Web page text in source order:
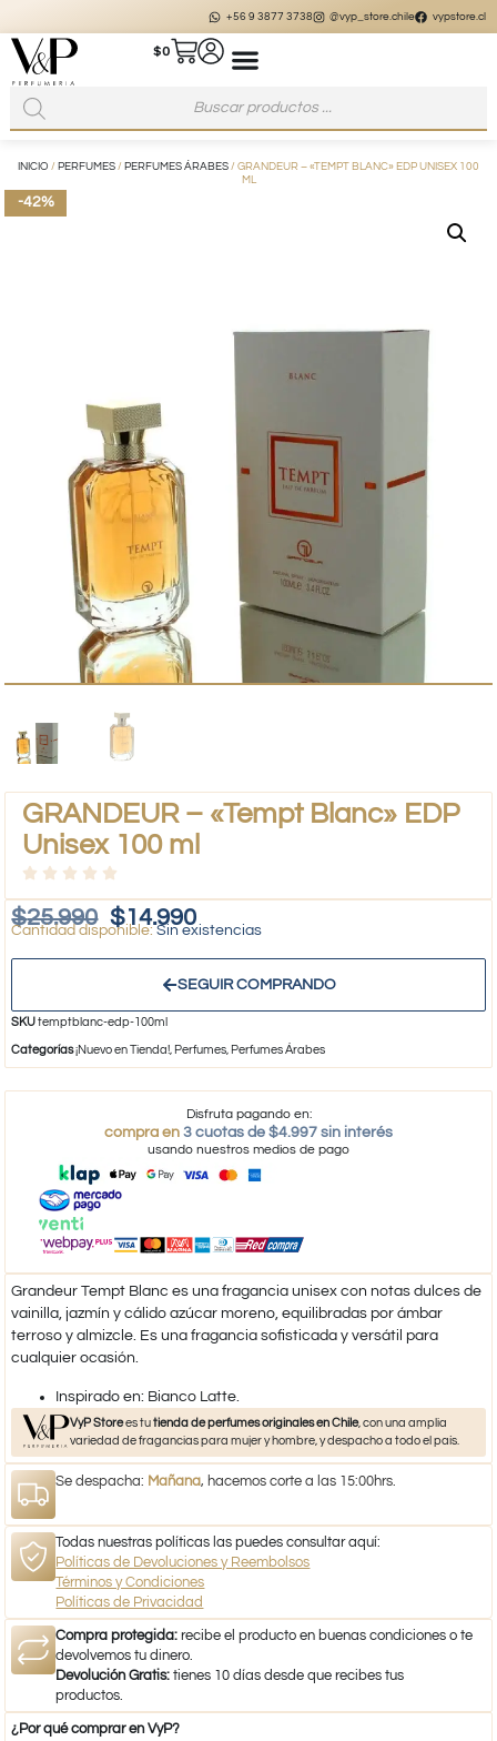
+56 9 3877 3738 @vyp_store.chile vypstore.cl
$0
INICIO / PERFUMES / PERFUMES ÁRABES / GRANDEUR – «TEMPT BLANC» EDP UNISEX 100
ML
-42%
GRANDEUR – «Tempt Blanc» EDP
Unisex 100 ml
$25.990 $14.990
Sin existencias
SEGUIR COMPRANDO
SKUtemptblanc-edp-100ml
Categorías¡Nuevo en Tienda!, Perfumes, Perfumes Árabes
Disfruta pagando en:
compra en 3 cuotas de $4.997 sin interés
usando nuestros medios de pago
Grandeur Tempt Blanc es una fragancia unisex con notas dulces de
vainilla, jazmín y cálido azúcar moreno, equilibradas por ámbar
terroso y almizcle. Es una fragancia sofisticada y versátil para
cualquier ocasión.
​Inspirado en: Bianco Latte.
VyP Storees tutienda de perfumes originales en Chile, con una amplia
variedad de fragancias para mujer y hombre, y despacho a todo el país.
Se despacha: Mañana, hacemos corte a las 15:00hrs.
Todas nuestras políticas las puedes consultar aquí:
Políticas de Devoluciones y Reembolsos
Términos y Condiciones
Políticas de Privacidad
Compra protegida: recibe el producto en buenas condiciones o te
devolvemos tu dinero.
Devolución Gratis: tienes 10 días desde que recibes tus
productos.
¿Por qué comprar en VyP?